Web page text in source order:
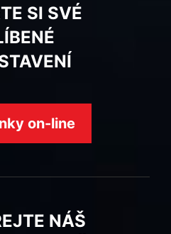
SI SVÉ
on-line
NÁŠ